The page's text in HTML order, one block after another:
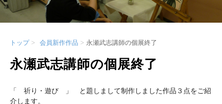
トップ 会員新作作品 永瀬武志講師の個展終了
永瀬武志講師の個展終了
「 祈り・遊び 」 と題しまして制作しました作品３点をご紹
介します。